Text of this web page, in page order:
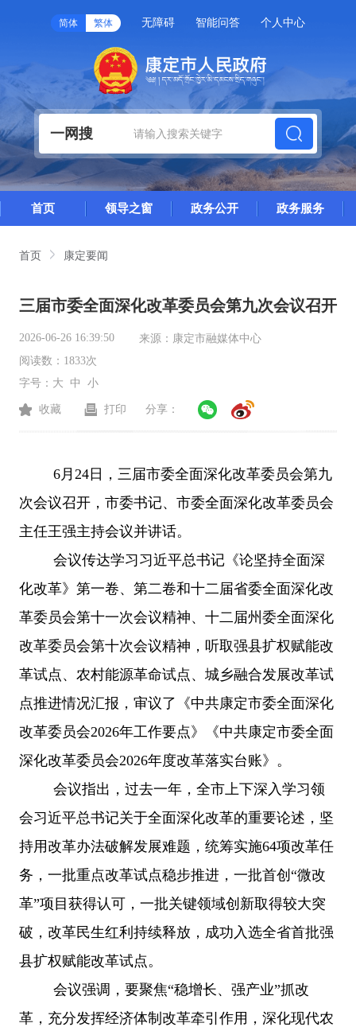
简体 繁体 无障碍 智能问答 个人中心
一网搜
首页 领导之窗 政务公开 政务服务
首页 康定要闻
三届市委全面深化改革委员会第九次会议召开
2026-06-26 16:39:50 来源： 康定市融媒体中心
阅读数： 1833次
字号： 大 中 小
收藏 打印 分享：
6月24日，三届市委全面深化改革委员会第九
次会议召开，市委书记、市委全面深化改革委员会
主任王强主持会议并讲话。
会议传达学习习近平总书记《论坚持全面深
化改革》第一卷、第二卷和十二届省委全面深化改
革委员会第十一次会议精神、十二届州委全面深化
改革委员会第十次会议精神，听取强县扩权赋能改
革试点、农村能源革命试点、城乡融合发展改革试
点推进情况汇报，审议了《中共康定市委全面深化
改革委员会2026年工作要点》《中共康定市委全面
深化改革委员会2026年度改革落实台账》。
会议指出，过去一年，全市上下深入学习领
会习近平总书记关于全面深化改革的重要论述，坚
持用改革办法破解发展难题，统筹实施64项改革任
务，一批重点改革试点稳步推进，一批首创“微改
革”项目获得认可，一批关键领域创新取得较大突
破，改革民生红利持续释放，成功入选全省首批强
县扩权赋能改革试点。
会议强调，要聚焦“稳增长、强产业”抓改
革，充分发挥经济体制改革牵引作用，深化现代农